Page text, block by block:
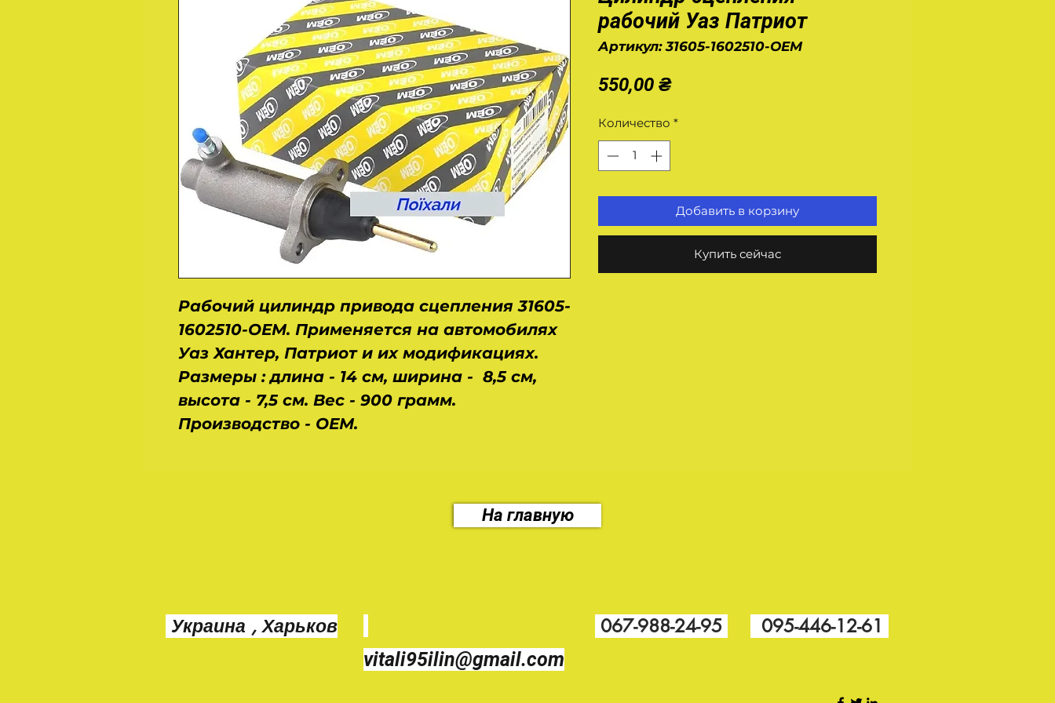
Рабочий цилиндр привода сцепления 31605-
1602510-ОЕМ. Применяется на автомобилях
Уаз Хантер, Патриот и их модификациях.
Размеры : длина - 14 см, ширина - 8,5 см,
высота - 7,5 см. Вес - 900 грамм.
Производство - ОЕМ.
рабочий Уаз Патриот
Артикул: 31605-1602510-OEM
550,00 ₴Цена
Количество *
Добавить в корзину
Купить сейчас
На главную
Украина , Харьков
vitali95ilin@gmail.com
067-988-24-95 095-446-12-61